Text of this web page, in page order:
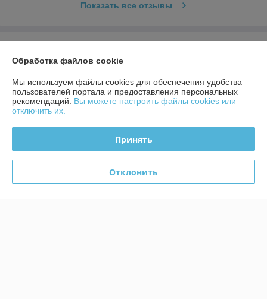
Показать все отзывы
Доставка и оплата
График работы
Политика обработки cookies
Обработка файлов cookie
Мы используем файлы cookies для обеспечения удобства
пользователей портала и предоставления персональных
рекомендаций. Вы можете настроить файлы cookies или
отключить их.
Принять
Отклонить